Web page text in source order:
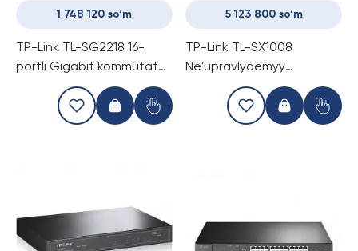
1 748 120 so‘m
TP-Link TL-SG2218 16-
portli Gigabit kommutator
5 123 800 so‘m
TP-Link TL-SX1008
Ne'upravlyaemyy
Gigabitnyy Kommutator